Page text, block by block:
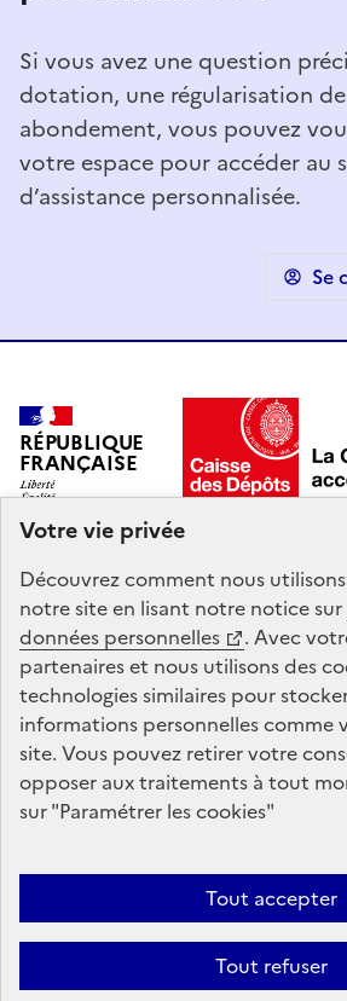
Votre vie privée
Découvrez comment nous
notre site en lisant notre notice sur
données personnelles
. Avec
partenaires et nous utilisons des
technologies similaires pour
informations personnelles comme
site. Vous pouvez retirer votre
opposer aux traitements à tout
sur "Paramétrer lescookies"
Tout accepter
Tout refuser
Si vous avez une question
dotation, une régularisation
abondement, vous pouvez
votre espace pour accéder au
d’assistance personnalisée.
Se
RÉPUBLIQUE
FRANÇAISE
Mon hub de données Agora est un
Mon Compte Formation, mandaté
Travail et des Solidarités
.
legifrance.gouv.fr
gouvernement.fr
service-public.fr
data.gouv.fr
Plan du site Conditions Générales
Protection des données personnelles et
Gestion des cookies